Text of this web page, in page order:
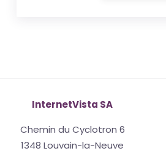
InternetVista SA
Chemin du Cyclotron 6
1348 Louvain-la-Neuve